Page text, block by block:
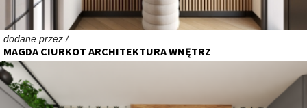
dodane przez /
MAGDA CIURKOT ARCHITEKTURA WNĘTRZ